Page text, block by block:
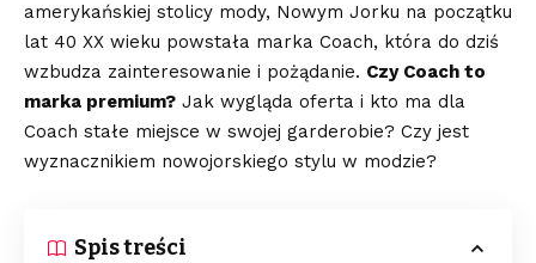
amerykańskiej stolicy mody, Nowym Jorku na początku
lat 40 XX wieku powstała marka Coach, która do dziś
wzbudza zainteresowanie i pożądanie. Czy Coach to
marka premium? Jak wygląda oferta i kto ma dla
Coach stałe miejsce w swojej garderobie? Czy jest
wyznacznikiem nowojorskiego stylu w modzie?
Spis treści